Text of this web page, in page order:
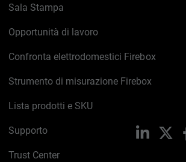
Sala Stampa
Opportunità di lavoro
Confronta elettrodomestici Firebox
Strumento di misurazione Firebox
Lista prodotti e SKU
Supporto
Trust Center
LinkedIn